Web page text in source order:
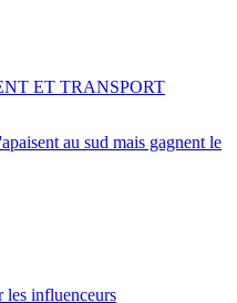
au sud mais gagnent le
ET TRANSPORT
influenceurs